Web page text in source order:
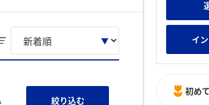
みんなの新卒就職人気企業ランキ
絞り込む
イ
初め